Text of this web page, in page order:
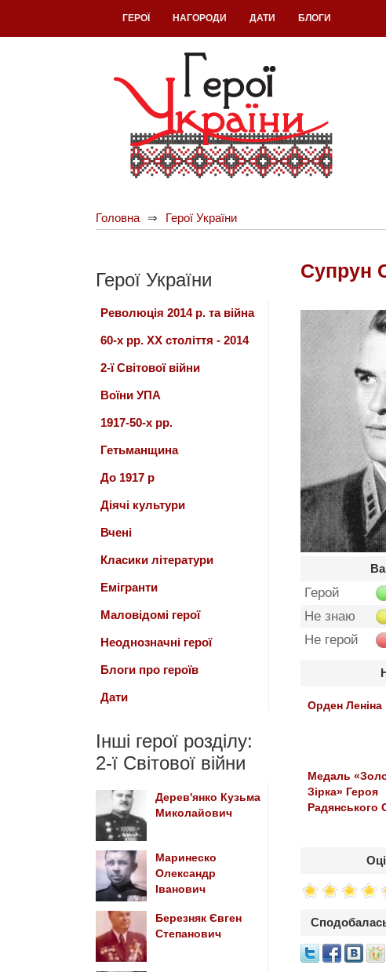
ГЕРОЇ НАГОРОДИ ДАТИ БЛОГИ
Головна Герої України
Супрун
Герой
Не знаю
Не герой
Орден Леніна
Медаль
Зірка» Героя
Радянського
Герої України
Революція 2014 р. та війна
60-х рр. ХХ століття - 2014
2-ї Світової війни
Воїни УПА
1917-50-х рр.
Гетьманщина
До 1917 р
Діячі культури
Вчені
Класики літератури
Емігранти
Маловідомі герої
Неоднозначні герої
Блоги про героїв
Дати
Інші герої розділу:
2-ї Світової війни
Дерев'янко Кузьма
Миколайович
Маринеско
Олександр
Іванович
Березняк Євген
Степанович